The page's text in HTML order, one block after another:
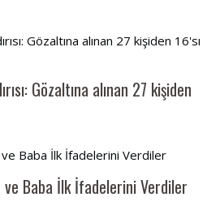
Gözaltına alınan 27 kişiden
ve Baba İlk İfadelerini Verdiler